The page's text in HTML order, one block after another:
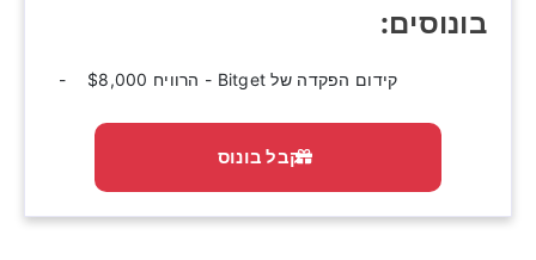
בונוסים:‫
קידום הפקדה של Bitget - הרוויח $8,000
קבל בונוס